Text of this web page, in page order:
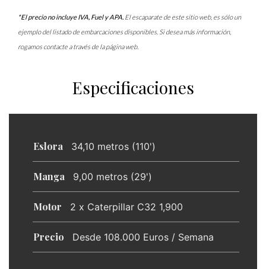
*El precio no incluye IVA, Fuel y APA. El escaparate de este sitio web, es sólo un
ejemplo del listado de embarcaciones disponibles. Si desea más información,
rogamos contacte a través de la página web.
Especificaciones
Eslora 34,10 metros (110')
Manga 9,00 metros (29')
Motor 2 x Caterpillar C32 1,900
Precio Desde 108.000 Euros / Semana